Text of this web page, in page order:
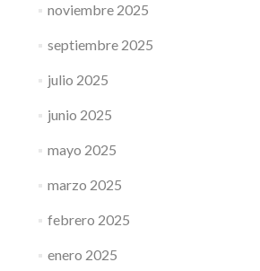
noviembre 2025
septiembre 2025
julio 2025
junio 2025
mayo 2025
marzo 2025
febrero 2025
enero 2025